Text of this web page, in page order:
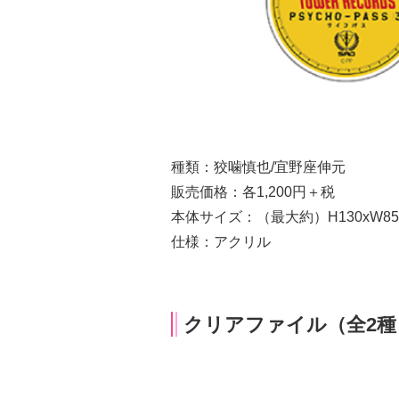
種類：狡噛慎也/宜野座伸元
販売価格：各1,200円＋税
本体サイズ：（最大約）
仕様：アクリル
クリアファイル（全2